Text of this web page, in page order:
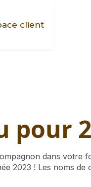
client
pour
dans votre
2023 ! Les noms